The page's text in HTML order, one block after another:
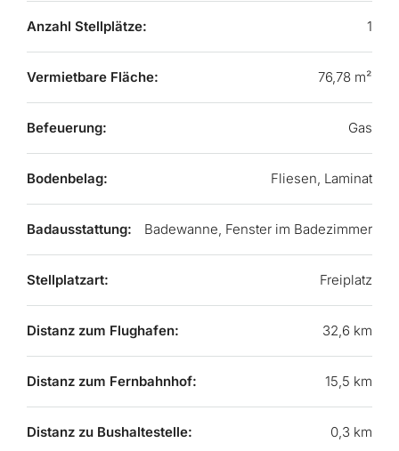
Anzahl Stellplätze: 1
Vermietbare Fläche: 76,78 m²
Befeuerung: Gas
Bodenbelag: Fliesen, Laminat
Badausstattung: Badewanne, Fenster im Badezimmer
Stellplatzart: Freiplatz
Distanz zum Flughafen: 32,6 km
Distanz zum Fernbahnhof: 15,5 km
Distanz zu Bushaltestelle: 0,3 km